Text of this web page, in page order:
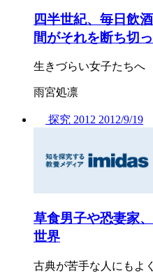
四半世紀、毎日飲
間がそれを断ち切
生きづらい女子たちへ
雨宮処凛
探究 2012 2012/9/19
草食男子や恐妻家
世界
古典が苦手な人にもよ